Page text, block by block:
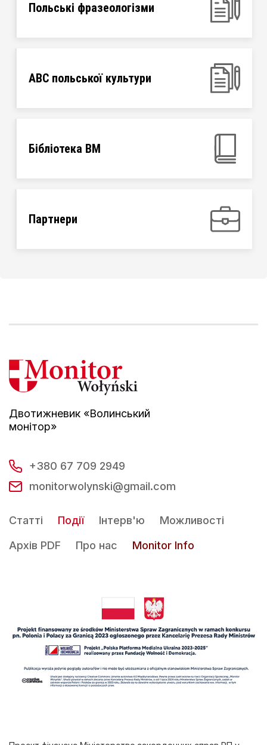
Польські фразеологізми
ABC польської культури
Бібліотека ВМ
Партнери
Двотижневик «Волинський
монітор»
+380 67 709 2949
monitorwolynski@gmail.com
Статті Події Інтерв'ю
Можливості
Архів PDF
Про нас Monitor Info